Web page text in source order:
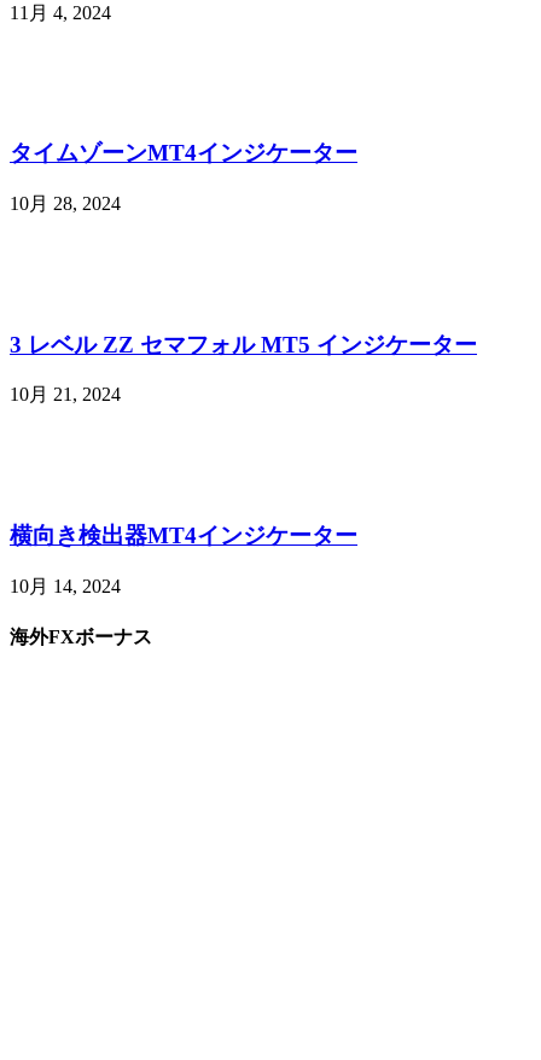
11月 4, 2024
タイムゾーンMT4インジケーター
10月 28, 2024
3 レベル ZZ セマフォル MT5 インジケーター
10月 21, 2024
横向き検出器MT4インジケーター
10月 14, 2024
海外FXボーナス